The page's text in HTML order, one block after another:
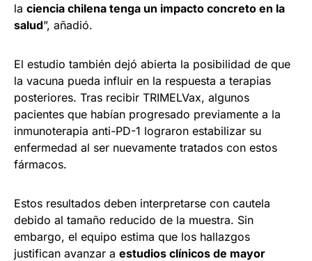
la ciencia chilena tenga un impacto concreto en la
salud”, añadió.
El estudio también dejó abierta la posibilidad de que
la vacuna pueda influir en la respuesta a terapias
posteriores. Tras recibir TRIMELVax, algunos
pacientes que habían progresado previamente a la
inmunoterapia anti-PD-1 lograron estabilizar su
enfermedad al ser nuevamente tratados con estos
fármacos.
Estos resultados deben interpretarse con cautela
debido al tamaño reducido de la muestra. Sin
embargo, el equipo estima que los hallazgos
justifican avanzar a estudios clínicos de mayor